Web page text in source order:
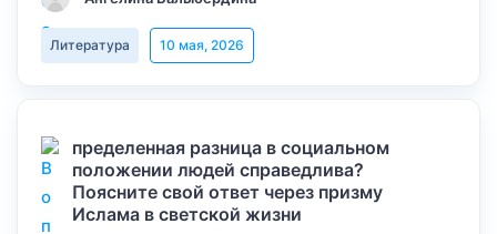
Литература 10 мая, 2026
пределенная разница в социальном
положении людей справедлива?
Поясните свой ответ через призму
Ислама в светской жизни